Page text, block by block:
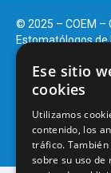
© 2025 – COEM –
Estomatólogos de
Aviso legal
Ese sitio
cookies
Utilizamos
contenido, los
tráfico.
sobre su uso de